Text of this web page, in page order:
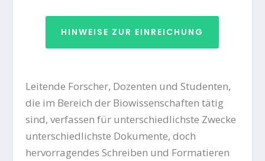
HINWEISE ZUR EINREICHUNG
Leitende Forscher, Dozenten und Studenten,
die im Bereich der Biowissenschaften tätig
sind, verfassen für unterschiedlichste Zwecke
unterschiedlichste Dokumente, doch
hervorragendes Schreiben und Formatieren